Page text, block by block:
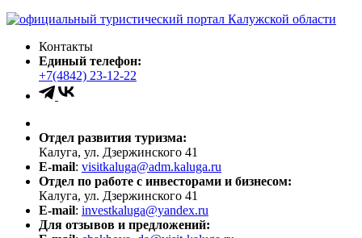
Контакты
Единый телефон:
+7(4842) 23-12-22
Отдел развития туризма:
Калуга, ул. Дзержинского 41
E-mail: visitkaluga@adm.kaluga.ru
Отдел по работе с инвесторами и бизнесом:
Калуга, ул. Дзержинского 41
E-mail: investkaluga@yandex.ru
Для отзывов и предложений: